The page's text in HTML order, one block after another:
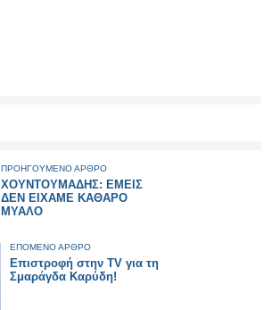
ΠΡΟΗΓΟΥΜΕΝΟ ΑΡΘΡΟ
ΧΟΥΝΤΟΥΜΑΔΗΣ: ΕΜΕΙΣ
ΔΕΝ ΕΙΧΑΜΕ ΚΑΘΑΡΟ
ΜΥΑΛΟ
ΕΠΟΜΕΝΟ ΑΡΘΡΟ
Eπιστροφή στην TV για τη
Σμαράγδα Καρύδη!